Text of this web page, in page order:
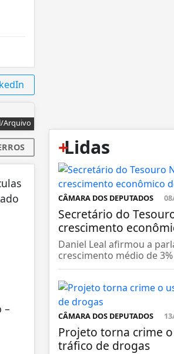
Arquivo
–
+
Lidas
CÂMARA DOS DEPUTADOS
Secretário do
crescimento
Daniel Leal afirmou a
crescimento médio de
CÂMARA DOS DEPUTADOS
Projeto torna crime
tráfico de drogas